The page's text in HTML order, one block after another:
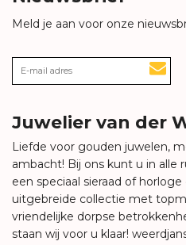
Meld je aan voor onze
Juwelier van der
Liefde voor gouden juwelen,
ambacht! Bij ons kunt u in alle
een speciaal sieraad of
uitgebreide collectie met
vriendelijke dorpse
staan wij voor u klaar!